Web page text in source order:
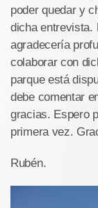
poder quedar y
dicha entrevista.
agradecería
colaborar con
parque está
debe comentar
gracias. Espero
primera vez.
Rubén.